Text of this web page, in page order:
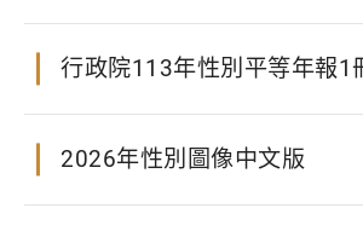
行政院113年性別平等年報1
2026年性別圖像中文版